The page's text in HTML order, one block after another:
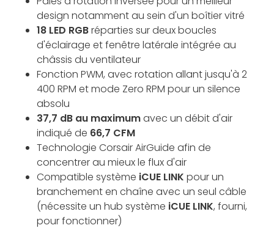
design notamment au sein d'un boîtier vitré
18 LED RGBréparties sur deux boucles
d'éclairage et fenêtre latérale intégrée au
châssis du ventilateur
Fonction PWM, avec rotation allant jusqu'à 2
400 RPM et mode Zero RPM pour un silence
absolu
37,7 dB au maximumavec un débit d'air
indiqué de 66,7 CFM
Technologie Corsair AirGuide afin de
concentrer au mieux le flux d'air
Compatible système iCUE LINK pour un
branchement en chaîne avec un seul câble
(nécessite un hub système iCUE LINK, fourni,
pour fonctionner)